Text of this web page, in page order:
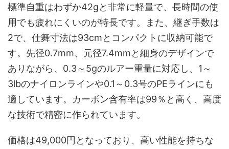
標準自重はわずか42gと非常に軽量で、長時間の使
用でも疲れにくいのが特長です。また、継ぎ手数は
2で、仕舞寸法は93cmとコンパクトに収納可能で
す。先径0.7mm、元径7.4mmと細身のデザインで
ありながら、0.3～5gのルアー重量に対応し、1～
3lbのナイロンラインや0.1～0.3号のPEラインにも
適しています。カーボン含有率は99％と高く、高度
な技術で精密に作られています。
価格は49,000円となっており、高い性能を持ちな